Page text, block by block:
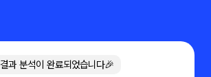
결과 분석이 완료되었습니다🎉